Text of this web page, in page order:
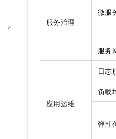
服务治理
微服
服务
应用运维
日志
负载
弹性